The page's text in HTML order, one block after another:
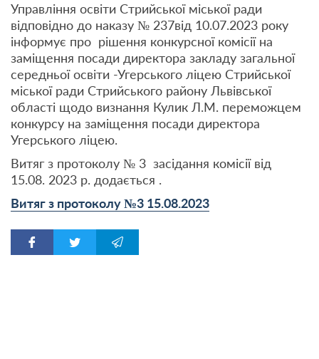
Управління освіти Стрийської міської ради
відповідно до наказу № 237від 10.07.2023 року
інформує про рішення конкурсної комісії на
заміщення посади директора закладу загальної
середньої освіти -Угерського ліцею Стрийської
міської ради Стрийського району Львівської
області щодо визнання Кулик Л.М. переможцем
конкурсу на заміщення посади директора
Угерського ліцею.
Витяг з протоколу № 3 засідання комісії від
15.08. 2023 р. додається .
Витяг з протоколу №3 15.08.2023